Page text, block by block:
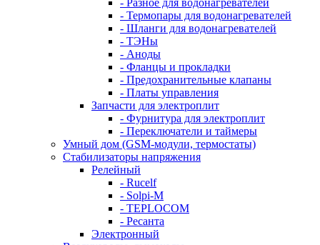
- Разное для водонагревателей
- Термопары для водонагревателей
- Шланги для водонагревателей
- ТЭНы
- Аноды
- Фланцы и прокладки
- Предохранительные клапаны
- Платы управления
Запчасти для электроплит
- Фурнитура для электроплит
- Переключатели и таймеры
Умный дом (GSM-модули, термостаты)
Cтабилизаторы напряжения
Релейный
- Rucelf
- Solpi-M
- TEPLOCOM
- Ресанта
Электронный